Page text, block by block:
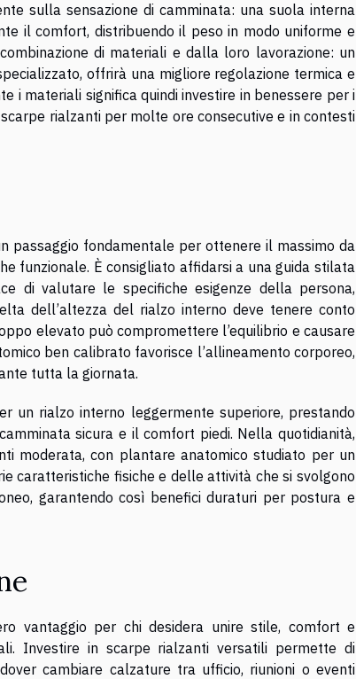
sulla sensazione di camminata: una suola interna
il comfort, distribuendo il peso in modo uniforme e
di materiali e dalla loro lavorazione: un
offrirà una migliore regolazione termica e
i materiali significa quindi investire in benessere per i
rialzanti per molte ore consecutive e in contesti
passaggio fondamentale per ottenere il massimo da
funzionale. È consigliato affidarsi a una guida stilata
di valutare le specifiche esigenze della persona,
dell’altezza del rialzo interno deve tenere conto
elevato può compromettere l’equilibrio e causare
ben calibrato favorisce l’allineamento corporeo,
tutta la giornata.
un rialzo interno leggermente superiore, prestando
sicura e il comfort piedi. Nella quotidianità,
moderata, con plantare anatomico studiato per un
caratteristiche fisiche e delle attività che si svolgono
garantendo così benefici duraturi per postura e
vantaggio per chi desidera unire stile, comfort e
Investire in scarpe rialzanti versatili permette di
cambiare calzature tra ufficio, riunioni o eventi